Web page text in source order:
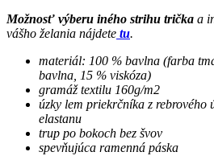
Možnosť výberu iného strihu trička a
vášho želania nájdete tu.
materiál: 100 % bavlna (farba
bavlna, 15 % viskóza)
gramáž textilu 160g/m2
úzky lem priekrčníka z rebrového
elastanu
trup po bokoch bez švov
spevňujúca ramenná páska